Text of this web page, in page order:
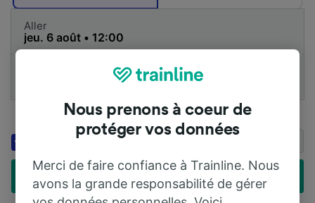
Aller
1 Adulte (26-59)
Ajouter un code de réduction
Économisez jusqu'à 20 % sur les
Trouver des billets à petit prix
Nous prenons à coeur de
protéger vos données
Merci de faire confiance à Trainline. Nous
avons la grande responsabilité de gérer